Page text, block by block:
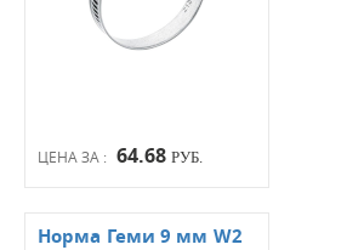
ЦЕНА ЗА : 64.68 РУБ.
Норма Геми 9 мм W2